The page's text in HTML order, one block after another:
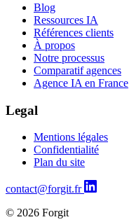
Blog
Ressources IA
Références clients
À propos
Notre processus
Comparatif agences
Agence IA en France
Legal
Mentions légales
Confidentialité
Plan du site
contact@forgit.fr
© 2026 Forgit